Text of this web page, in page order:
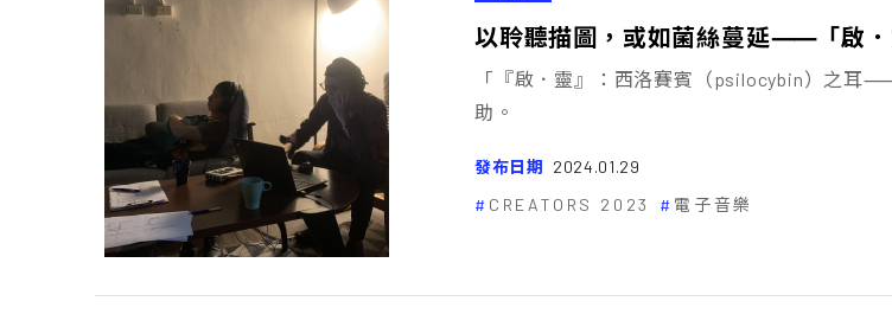
以聆聽描圖，或如菌絲蔓延⸺「啟．
「『啟．靈』：西洛賽賓（psilocybin）之耳
助。
發布日期 2024.01.29
CREATORS 2023
電子音樂